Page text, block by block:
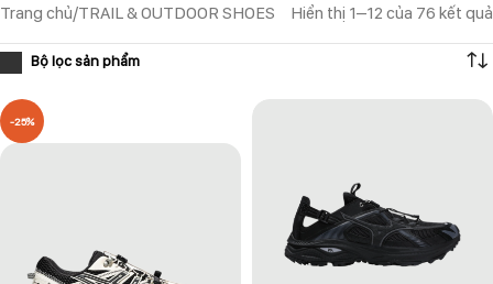
Trang chủ TRAIL & OUTDOOR SHOES Hiển thị 1–12 của 76 kết quả
-25%